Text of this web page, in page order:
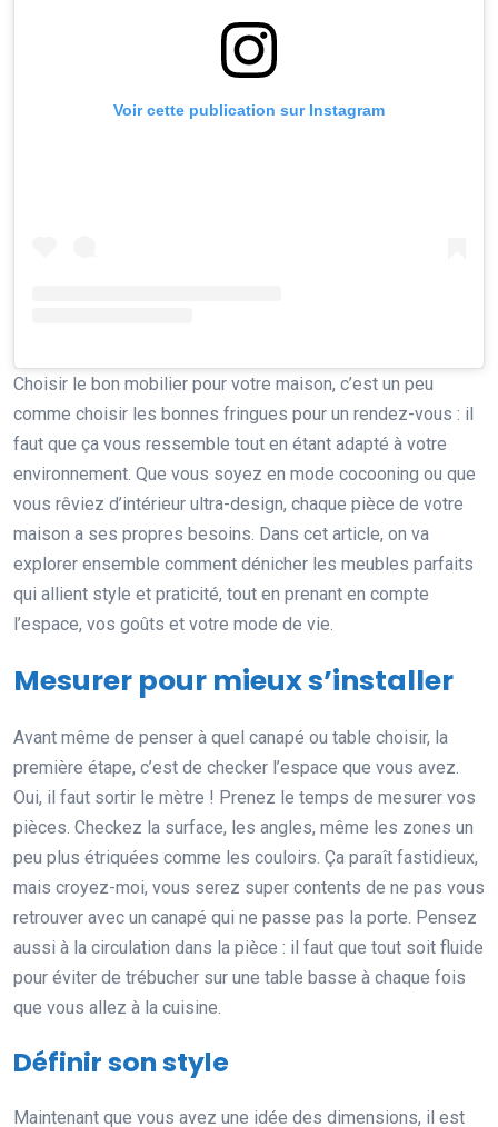
Voir cette publication sur Instagram
Choisir le bon mobilier pour votre maison, c’est un peu
comme choisir les bonnes fringues pour un rendez-vous : il
faut que ça vous ressemble tout en étant adapté à votre
environnement. Que vous soyez en mode cocooning ou que
vous rêviez d’intérieur ultra-design, chaque pièce de votre
maison a ses propres besoins. Dans cet article, on va
explorer ensemble comment dénicher les meubles parfaits
qui allient style et praticité, tout en prenant en compte
l’espace, vos goûts et votre mode de vie.
Mesurer pour mieux s’installer
Avant même de penser à quel canapé ou table choisir, la
première étape, c’est de checker l’espace que vous avez.
Oui, il faut sortir le mètre ! Prenez le temps de mesurer vos
pièces. Checkez la surface, les angles, même les zones un
peu plus étriquées comme les couloirs. Ça paraît fastidieux,
mais croyez-moi, vous serez super contents de ne pas vous
retrouver avec un canapé qui ne passe pas la porte. Pensez
aussi à la circulation dans la pièce : il faut que tout soit fluide
pour éviter de trébucher sur une table basse à chaque fois
que vous allez à la cuisine.
Définir son style
Maintenant que vous avez une idée des dimensions, il est